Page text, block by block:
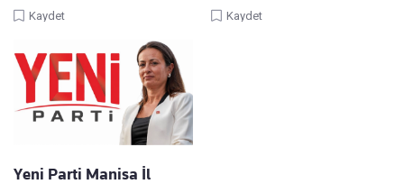
Kaydet Kaydet
Yeni Parti Manisa İl